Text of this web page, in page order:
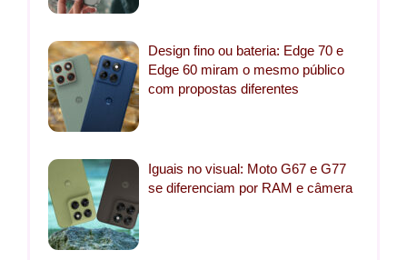
Design fino ou bateria: Edge 70 e
Edge 60 miram o mesmo público
com propostas diferentes
Iguais no visual: Moto G67 e G77
se diferenciam por RAM e câmera